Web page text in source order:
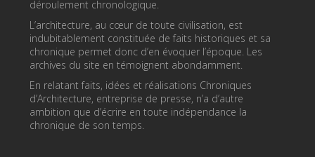
déroulement chronologique.
L’architecture, au cœur de toute civilisation, est
indubitablement constituée de faits historiques et sa
chronique permet donc d’en évoquer l’époque. Les
archives du site en témoignent abondamment.
En relatant faits, idées et réalisations Chroniques
d’Architecture, entreprise de presse, n’a d’autre
ambition que d’écrire en toute indépendance la
chronique de son temps.